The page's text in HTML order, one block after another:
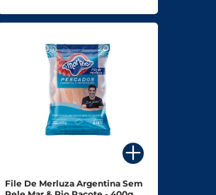
File De Merluza Argentina Sem